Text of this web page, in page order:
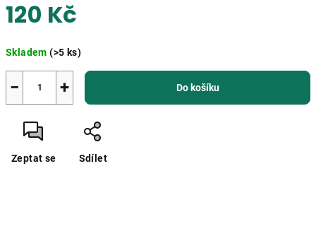
120 Kč
cena:
Skladem(>5 ks)
+
− Do košíku
Zeptat se Sdílet